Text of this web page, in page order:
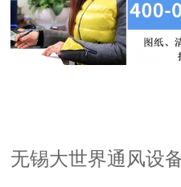
无锡大世界通风设